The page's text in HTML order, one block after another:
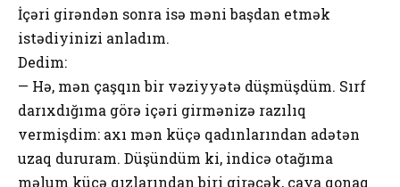
İçəri girəndən sonra isə məni başdan etmək
istədiyinizi anladım.
Dedim:
— Hə, mən çaşqın bir vəziyyətə düşmüşdüm. Sırf
darıxdığıma görə içəri girmənizə razılıq
vermişdim: axı mən küçə qadınlarından adətən
uzaq dururam. Düşündüm ki, indicə otağıma
məlum küçə qızlarından biri girəcək, çaya qonaq